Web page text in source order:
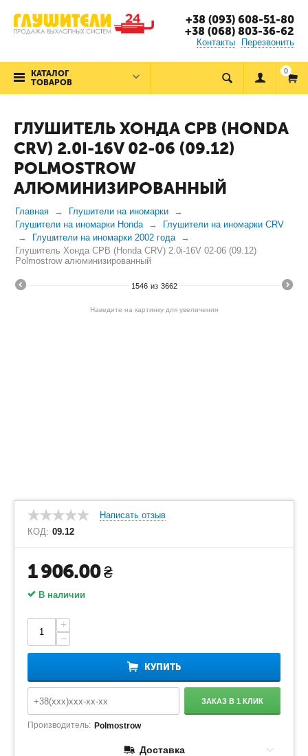
+38 (093) 608-51-80
+38 (068) 803-36-62
Контакты Перезвонить
КАТАЛОГ
ТОВАРОВ
0
ГЛУШИТЕЛЬ ХОНДА СРВ (HONDA
CRV) 2.0I-16V 02-06 (09.12)
POLMOSTROW
АЛЮМИНИЗИРОВАННЫЙ
Главная
Глушители на иномарки
Глушители на иномарки Honda
Глушители на иномарки CRV
Глушители на иномарки 2002 года
Глушитель Хонда СРВ (Honda CRV) 2.0i-16V 02-06 (09.12)
Polmostrow алюминизированный
1546 из 3662
Наведите на картинку для увеличения
Написать отзыв
КОД: 09.12
1 906.00₴
В наличии
+
−
КУПИТЬ
ЗАКАЗ В 1 КЛИК
Производитель: Polmostrow
Доставка